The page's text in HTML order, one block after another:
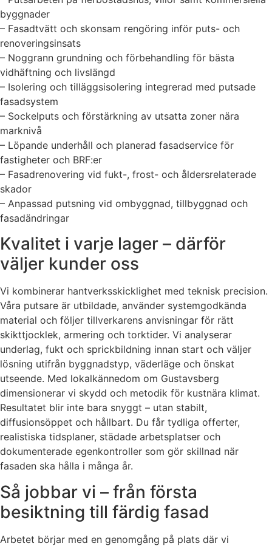
byggnader
– Fasadtvätt och skonsam rengöring inför puts- och
renoveringsinsats
– Noggrann grundning och förbehandling för bästa
vidhäftning och livslängd
– Isolering och tilläggsisolering integrerad med putsade
fasadsystem
– Sockelputs och förstärkning av utsatta zoner nära
marknivå
– Löpande underhåll och planerad fasadservice för
fastigheter och BRF:er
– Fasadrenovering vid fukt-, frost- och åldersrelaterade
skador
– Anpassad putsning vid ombyggnad, tillbyggnad och
fasadändringar
Kvalitet i varje lager – därför
väljer kunder oss
Vi kombinerar hantverksskicklighet med teknisk precision.
Våra putsare är utbildade, använder systemgodkända
material och följer tillverkarens anvisningar för rätt
skikttjocklek, armering och torktider. Vi analyserar
underlag, fukt och sprickbildning innan start och väljer
lösning utifrån byggnadstyp, väderläge och önskat
utseende. Med lokalkännedom om Gustavsberg
dimensionerar vi skydd och metodik för kustnära klimat.
Resultatet blir inte bara snyggt – utan stabilt,
diffusionsöppet och hållbart. Du får tydliga offerter,
realistiska tidsplaner, städade arbetsplatser och
dokumenterade egenkontroller som gör skillnad när
fasaden ska hålla i många år.
Så jobbar vi – från första
besiktning till färdig fasad
Arbetet börjar med en genomgång på plats där vi